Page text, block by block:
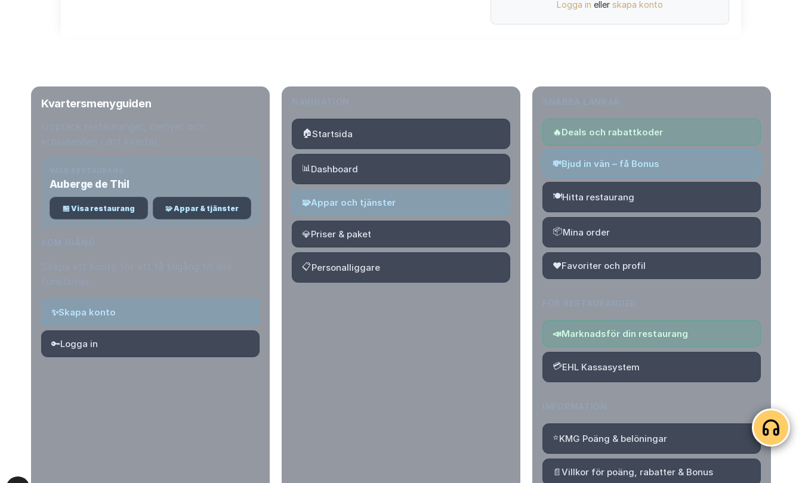
Logga in eller skapa konto
Kvartersmenyguiden
Auberge de Thil
🏪 Visa restaurang 🧩 Appar & tjänster
✨Skapa konto
🔑Logga in
🏠Startsida
📊Dashboard
🧩Appar och tjänster
💎Priser & paket
📋Personalliggare
🔥Deals och rabattkoder
💸Bjud in vän – få Bonus
🍽️Hitta restaurang
📦Mina order
❤️Favoriter och profil
📣Marknadsför din restaurang
💳EHL Kassasystem
⭐KMG Poäng & belöningar
📄Villkor för poäng, rabatter & Bonus